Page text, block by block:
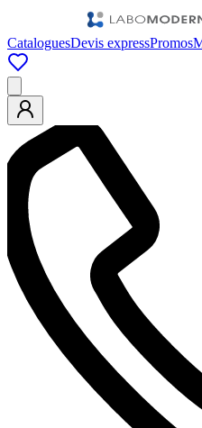
CataloguesDevis expressPromos